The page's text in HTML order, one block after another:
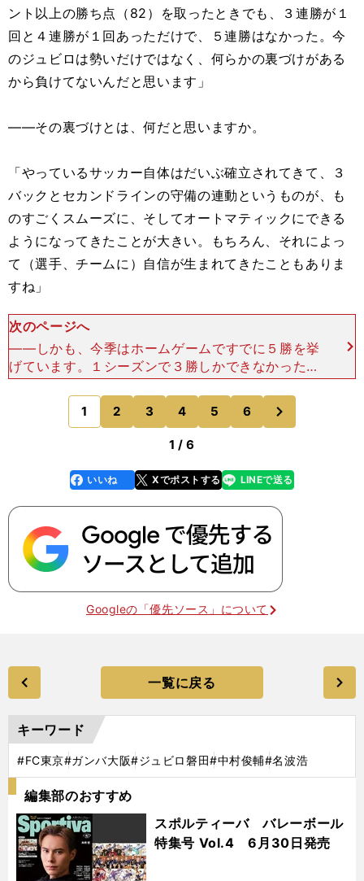
ント以上の勝ち点（82）を取ったときでも、３連勝が１
回と４連勝が１回あっただけで、５連勝はなかった。今
のジュビロは勢いだけではなく、何らかの裏づけがある
から負けてないんだと思います」
――その裏づけとは、何だと思いますか。
「やっているサッカー自体はだいぶ確立されてきて、３
バックとセカンドラインの守備の連動というものが、も
のすごくスムーズに、そしてオートマティックにできる
ようになってきたことが大きい。もちろん、それによっ
て（選手、チームに）自信が生まれてきたこともありま
すね」
次のページへ
――しかも、今季はホームゲームですでに５勝を挙
げています。１シーズンで３勝しかできなかった昨
季とは大きな違いです。「昨季はあれだけ勝てなか
ったのにね（苦笑）。そこは"俊輔効果（今季、中
村俊輔が横浜Ｆ・
1 2 3 4 5 6
のページへ
1 / 6
faceboo
k
いいね Xでポストする
line LINEで送る
Googleの「優先ソース」について
一覧に戻る
キーワード
#FC東京#ガンバ大阪#ジュビロ磐田#中村俊輔#名波浩
編集部のおすすめ
スポルティーバ バレーボール
特集号 Vol.4 6月30日発売